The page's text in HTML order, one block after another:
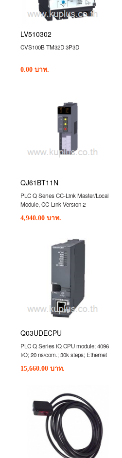
LV510302
CVS100B TM32D 3P3D
0.00 บาท.
QJ61BT11N
PLC Q Series CC-Link Master/Local
Module, CC-Link Version 2
4,940.00 บาท.
Q03UDECPU
PLC Q Series iQ CPU module; 4096
I/O; 20 ns/com.; 30k steps; Ethernet
15,660.00 บาท.